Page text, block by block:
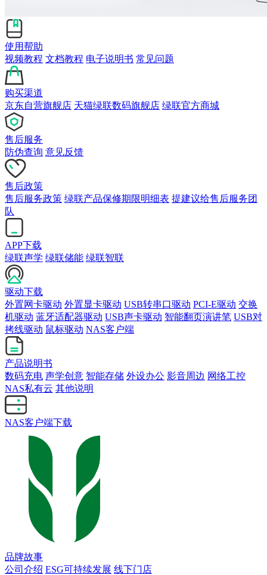
使用帮助
视频教程 文档教程 电子说明书 常见问题
购买渠道
京东自营旗舰店 天猫绿联数码旗舰店 绿联官方商城
售后服务
防伪查询 意见反馈
售后政策
售后服务政策 绿联产品保修期限明细表 提建议给售后服务团
队
APP下载
绿联声学 绿联储能 绿联智联
驱动下载
外置网卡驱动 外置显卡驱动 USB转串口驱动 PCI-E驱动 交换
机驱动 蓝牙适配器驱动 USB声卡驱动 智能翻页演讲笔 USB对
拷线驱动 鼠标驱动 NAS客户端
产品说明书
数码充电 声学创意 智能存储 外设办公 影音周边 网络工控
NAS私有云 其他说明
NAS客户端下载
品牌故事
公司介绍 ESG可持续发展 线下门店